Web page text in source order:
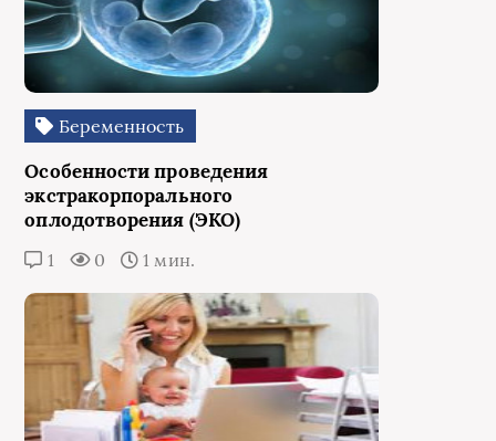
Беременность
Особенности проведения
экстракорпорального
оплодотворения (ЭКО)
1 0 1 мин.